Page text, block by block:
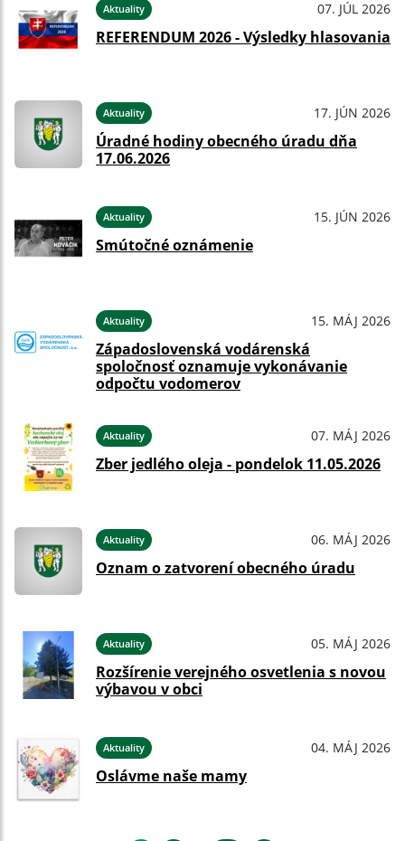
Aktuality 07. JÚL 2026
REFERENDUM 2026 - Výsledky hlasovania
Aktuality 17. JÚN 2026
Úradné hodiny obecného úradu dňa
17.06.2026
Aktuality 15. JÚN 2026
Smútočné oznámenie
Aktuality 15. MÁJ 2026
Západoslovenská vodárenská
spoločnosť oznamuje vykonávanie
odpočtu vodomerov
Aktuality 07. MÁJ 2026
Zber jedlého oleja - pondelok 11.05.2026
Aktuality 06. MÁJ 2026
Oznam o zatvorení obecného úradu
Aktuality 05. MÁJ 2026
Rozšírenie verejného osvetlenia s novou
výbavou v obci
Aktuality 04. MÁJ 2026
Oslávme naše mamy